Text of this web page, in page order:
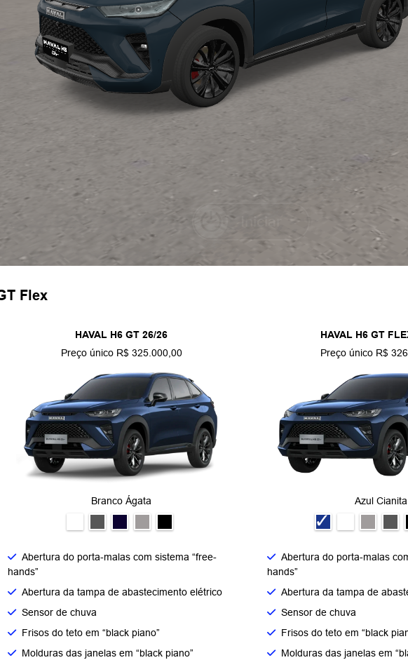
Flex
HAVAL H6 GT 26/26
Preço único R$ 325.000,00
Branco Ágata
Abertura do porta-malas com sistema “free-
hands”
Abertura da tampa de abastecimento elétrico
Sensor de chuva
Frisos do teto em “black piano”
Molduras das janelas em “black piano”
HAVAL H6 GT
Preço único R$
Azul Cianita
Abertura do porta-malas
hands”
Abertura da tampa de
Sensor de chuva
Frisos do teto em “black
Molduras das janelas em